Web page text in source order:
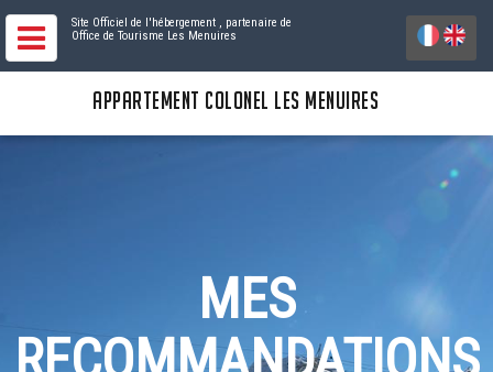
Site Officiel de l'hébergement , partenaire de
Office de Tourisme Les Menuires
APPARTEMENT COLONEL LES MENUIRES
MES